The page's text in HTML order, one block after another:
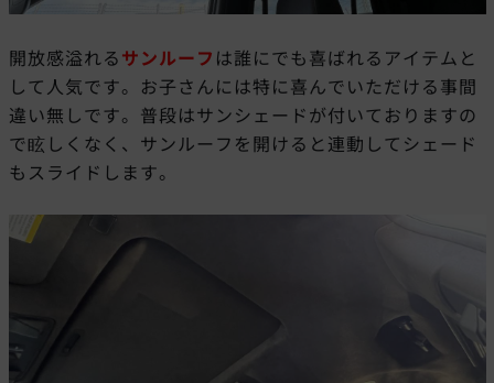
開放感溢れるサンルーフ は誰にでも喜ばれるアイテムと
して人気です。お子さんには特に喜んでいただける事間
違い無しです。普段はサンシェードが付いておりますの
で眩しくなく、サンルーフを開けると連動してシェード
もスライドします。